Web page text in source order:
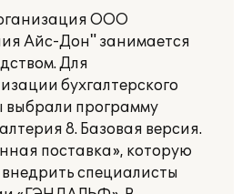
ООО
Айс-Дон" занимается
Для
бухгалтерского
выбрали программу
8. Базовая версия.
поставка», которую
специалисты